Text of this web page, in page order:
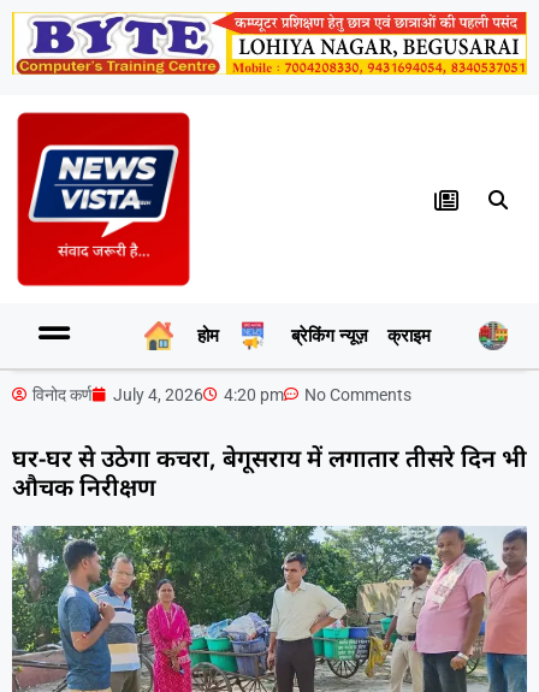
होम ब्रेकिंग न्यूज़ क्राइम
विनोद कर्ण July 4, 2026 4:20 pm No Comments
घर-घर से उठेगा कचरा, बेगूसराय में लगातार तीसरे दिन भी
औचक निरीक्षण